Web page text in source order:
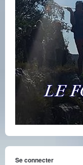
Se connecter